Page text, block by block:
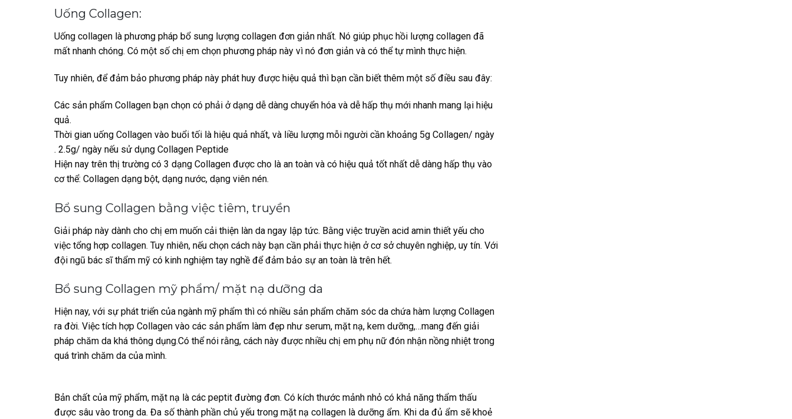
Uống Collagen:
Uống collagen là phương pháp bổ sung lượng collagen đơn giản nhất. Nó giúp phục hồi lượng collagen đã
mất nhanh chóng. Có một số chị em chọn phương pháp này vì nó đơn giản và có thể tự mình thực hiện.
Tuy nhiên, để đảm bảo phương pháp này phát huy được hiệu quả thì bạn cần biết thêm một số điều sau đây:
Các sản phẩm Collagen bạn chọn có phải ở dạng dễ dàng chuyển hóa và dễ hấp thụ mới nhanh mang lại hiệu
quả.
Thời gian uống Collagen vào buổi tối là hiệu quả nhất, và liều lượng mỗi người cần khoảng 5g Collagen/ ngày
. 2.5g/ ngày nếu sử dụng Collagen Peptide
Hiện nay trên thị trường có 3 dạng Collagen được cho là an toàn và có hiệu quả tốt nhất dễ dàng hấp thụ vào
cơ thể: Collagen dạng bột, dạng nước, dạng viên nén.
Bổ sung Collagen bằng việc tiêm, truyền
Giải pháp này dành cho chị em muốn cải thiện làn da ngay lập tức. Bằng việc truyền acid amin thiết yếu cho
việc tổng hợp collagen. Tuy nhiên, nếu chọn cách này bạn cần phải thực hiện ở cơ sở chuyên nghiệp, uy tín. Với
đội ngũ bác sĩ thẩm mỹ có kinh nghiệm tay nghề để đảm bảo sự an toàn là trên hết.
Bổ sung Collagen mỹ phẩm/ mặt nạ dưỡng da
Hiện nay, với sự phát triển của ngành mỹ phẩm thì có nhiều sản phẩm chăm sóc da chứa hàm lượng Collagen
ra đời. Việc tích hợp Collagen vào các sản phẩm làm đẹp như serum, mặt nạ, kem dưỡng,…mang đến giải
pháp chăm da khá thông dụng.Có thể nói rằng, cách này được nhiều chị em phụ nữ đón nhận nồng nhiệt trong
quá trình chăm da của mình.
Bản chất của mỹ phẩm, mặt nạ là các peptit đường đơn. Có kích thước mảnh nhỏ có khả năng thẩm thấu
được sâu vào trong da. Đa số thành phần chủ yếu trong mặt nạ collagen là dưỡng ẩm. Khi da đủ ẩm sẽ khoẻ